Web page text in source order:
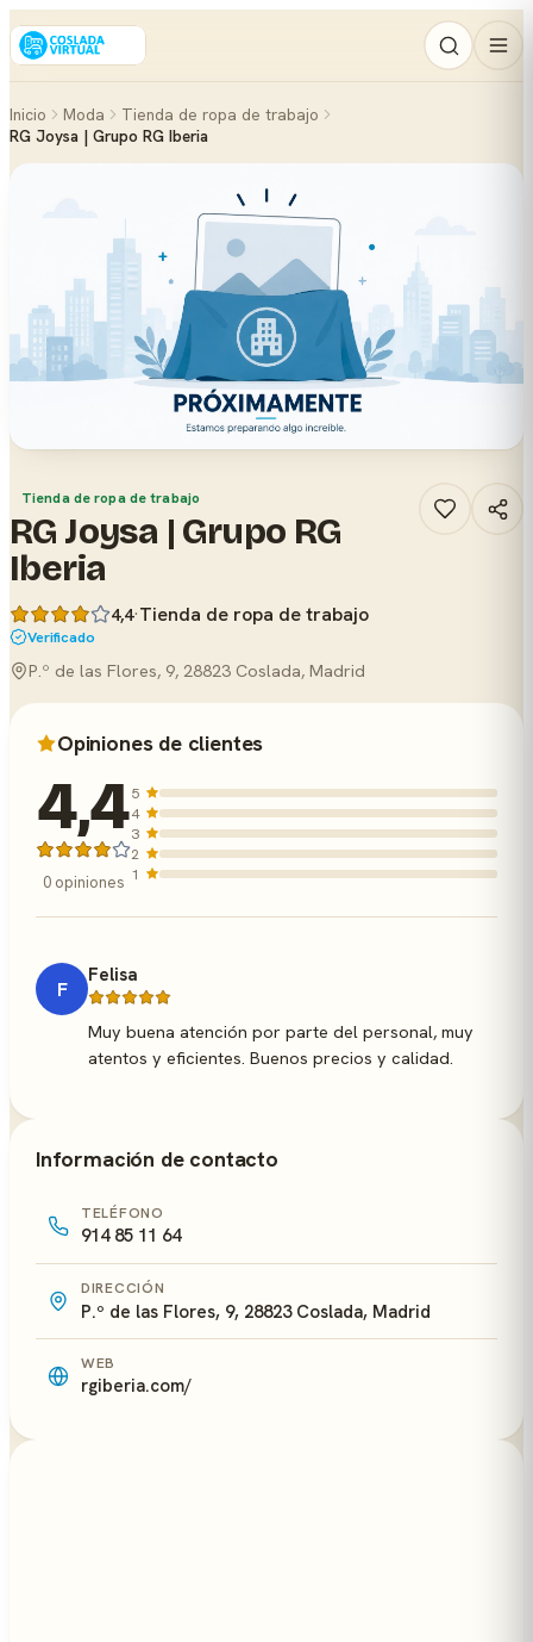
Inicio Moda
Tienda de ropa de trabajo
RG Joysa | Grupo RG Iberia
Tienda de ropa de trabajo
RG Joysa | Grupo RG
Iberia
4,4·Tienda de ropa de trabajo
Verificado
P.º de las Flores, 9, 28823 Coslada, Madrid
Opiniones de clientes
4,4
0 opiniones
5
4
3
2
1
F
Felisa
Muy buena atención por parte del personal, muy
atentos y eficientes. Buenos precios y calidad.
Información de contacto
TELÉFONO
914 85 11 64
DIRECCIÓN
P.º de las Flores, 9, 28823 Coslada, Madrid
WEB
rgiberia.com/